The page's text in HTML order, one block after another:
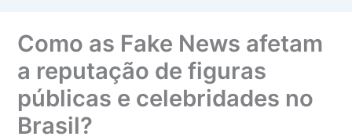
Como as Fake News afetam
a reputação de figuras
públicas e celebridades no
Brasil?